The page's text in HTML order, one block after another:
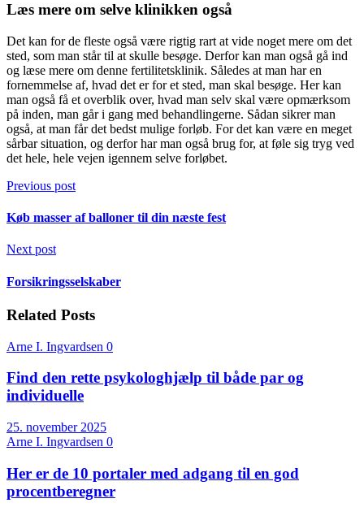
Læs mere om selve klinikken også
Det kan for de fleste også være rigtig rart at vide noget mere om det
sted, som man står til at skulle besøge. Derfor kan man også gå ind
og læse mere om denne fertilitetsklinik. Således at man har en
fornemmelse af, hvad det er for et sted, man skal besøge. Her kan
man også få et overblik over, hvad man selv skal være opmærksom
på inden, man går i gang med behandlingerne. Sådan sikrer man
også, at man får det bedst mulige forløb. For det kan være en meget
sårbar situation, og derfor har man også brug for, at føle sig tryg ved
det hele, hele vejen igennem selve forløbet.
Previous post
Køb masser af balloner til din næste fest
Next post
Forsikringsselskaber
Related Posts
Arne I. Ingvardsen 0
Find den rette psykologhjælp til både par og
individuelle
25. november 2025
Arne I. Ingvardsen 0
Her er de 10 portaler med adgang til en god
procentberegner